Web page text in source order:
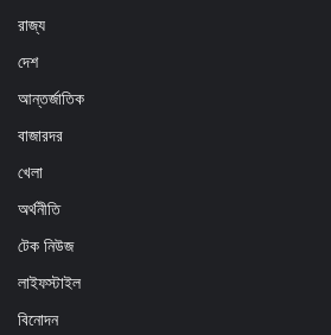
রাজ্য
দেশ
আন্তর্জাতিক
বাজারদর
খেলা
অর্থনীতি
টেক নিউজ
লাইফস্টাইল
বিনোদন